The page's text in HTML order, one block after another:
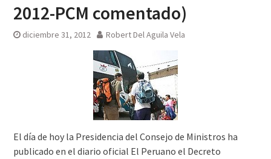
2012-PCM comentado)
diciembre 31, 2012 Robert Del Aguila Vela
El día de hoy la Presidencia del Consejo de Ministros ha
publicado en el diario oficial El Peruano el Decreto